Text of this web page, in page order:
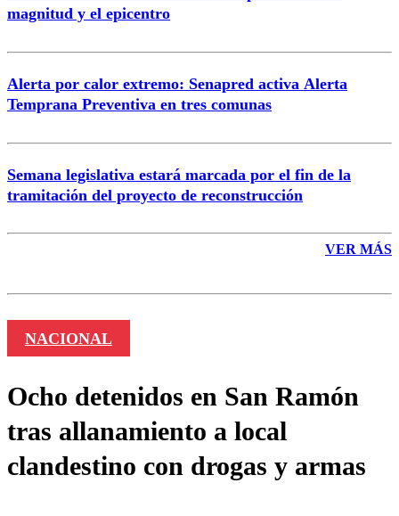
magnitud y el epicentro
Alerta por calor extremo: Senapred activa Alerta
Temprana Preventiva en tres comunas
Semana legislativa estará marcada por el fin de la
tramitación del proyecto de reconstrucción
VER MÁS
NACIONAL
Ocho detenidos en San Ramón
tras allanamiento a local
clandestino con drogas y armas